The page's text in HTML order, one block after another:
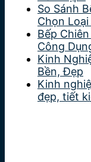
So Sánh
Chọn Loại
Bếp
Công
Kinh
Bền, Đẹp
Kinh
đẹp, tiết